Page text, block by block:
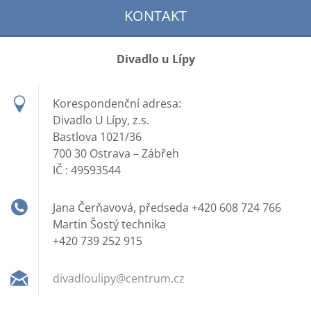
KONTAKT
Divadlo u Lípy
Korespondenční adresa:
Divadlo U Lípy, z.s.
Bastlova 1021/36
700 30 Ostrava – Zábřeh
IČ : 49593544
Jana Čerňavová, předseda +420 608 724 766
Martin Šostý technika
+420 739 252 915
divadloulipy@centrum.cz